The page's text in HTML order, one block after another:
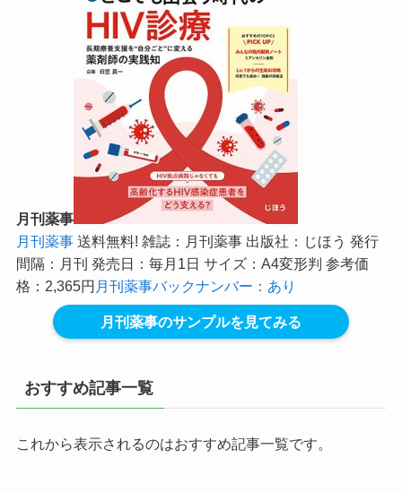
月刊薬事
月刊薬事送料無料! 雑誌：月刊薬事 出版社：じほう 発行
間隔：月刊 発売日：毎月1日 サイズ：A4変形判 参考価
格：2,365円 月刊薬事バックナンバー：あり
月刊薬事のサンプルを見てみる
おすすめ記事一覧
これから表示されるのはおすすめ記事一覧です。